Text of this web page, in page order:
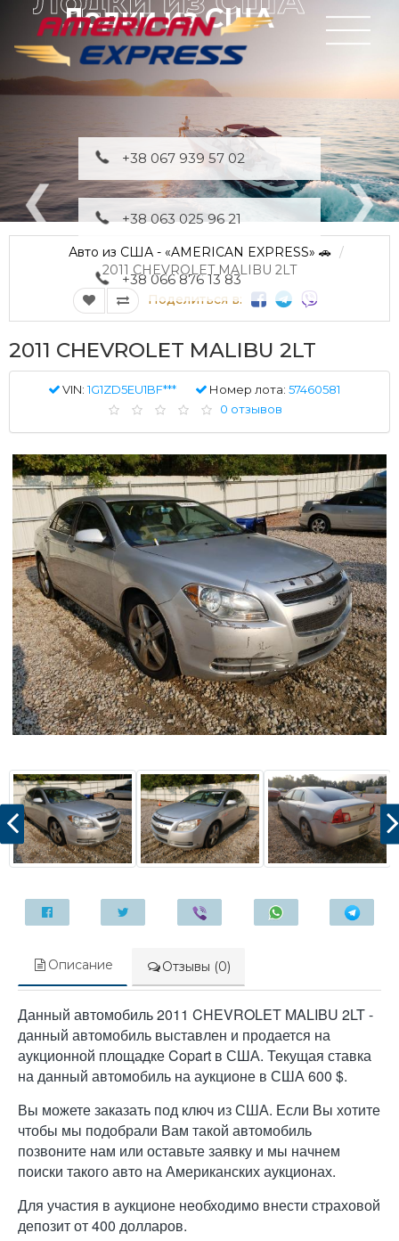
Лодки из США
+38 067 939 57 02
+38 063 025 96 21
+38 066 876 13 83
Авто из США - «AMERICAN EXPRESS» 🚗
2011 CHEVROLET MALIBU 2LT
Поделиться в:
2011 CHEVROLET MALIBU 2LT
VIN:1G1ZD5EU1BF*** Номер лота: 57460581
0 отзывов
Описание Отзывы (0)
Данный автомобиль 2011 CHEVROLET MALIBU 2LT -
данный автомобиль выставлен и продается на
аукционной площадке Copart в США. Текущая ставка
на данный автомобиль на аукционе в США 600 $.
Вы можете заказать под ключ из США. Если Вы хотите
чтобы мы подобрали Вам такой автомобиль
позвоните нам или оставьте заявку и мы начнем
поиски такого авто на Американских аукционах.
Для участия в аукционе необходимо внести страховой
депозит от 400 долларов.